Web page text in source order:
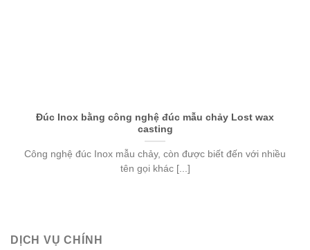
DỊCH VỤ CHÍNH
Đúc Inox bằng công nghệ đúc mẫu chảy Lost wax
casting
Công nghệ đúc Inox mẫu chảy, còn được biết đến với nhiều
tên gọi khác [...]